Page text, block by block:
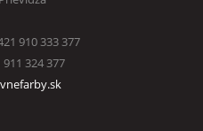
910 333 377
324 377